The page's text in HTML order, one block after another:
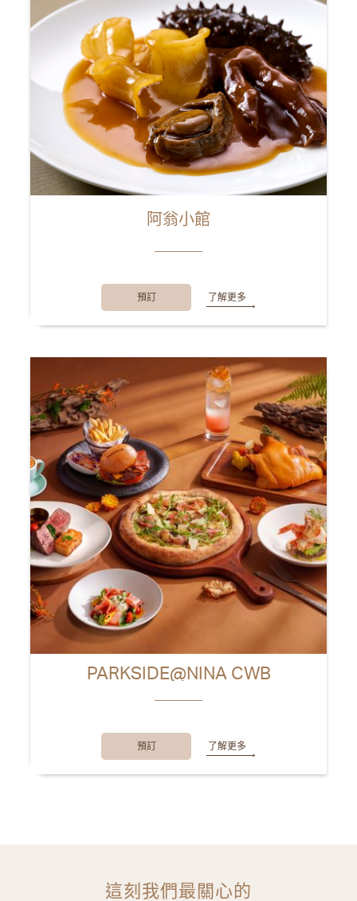
阿翁小館
預訂 了解更多
PARKSIDE@NINA CWB
預訂 了解更多
這刻我們最關心的